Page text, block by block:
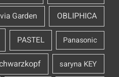
OBLIPHICA
Garden
Panasonic
PASTEL
saryna KEY